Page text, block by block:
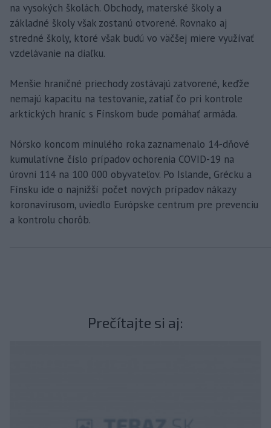
na vysokých školách. Obchody, materské školy a
základné školy však zostanú otvorené. Rovnako aj
stredné školy, ktoré však budú vo väčšej miere využívať
vzdelávanie na diaľku.
Menšie hraničné priechody zostávajú zatvorené, keďže
nemajú kapacitu na testovanie, zatiaľ čo pri kontrole
arktických hraníc s Fínskom bude pomáhať armáda.
Nórsko koncom minulého roka zaznamenalo 14-dňové
kumulatívne číslo prípadov ochorenia COVID-19 na
úrovni 114 na 100 000 obyvateľov. Po Islande, Grécku a
Fínsku ide o najnižší počet nových prípadov nákazy
koronavírusom, uviedlo Európske centrum pre prevenciu
a kontrolu chorôb.
Prečítajte si aj: